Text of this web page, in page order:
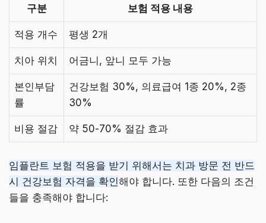
구분 보험 적용 내용
적용 개수 평생 2개
치아 위치 어금니, 앞니 모두 가능
본인부담
률
건강보험 30%, 의료급여 1종 20%, 2종
30%
비용 절감 약 50-70% 절감 효과
임플란트 보험 적용을 받기 위해서는 치과 방문 전 반드
시 건강보험 자격을 확인해야 합니다. 또한 다음의 조건
들을 충족해야 합니다: